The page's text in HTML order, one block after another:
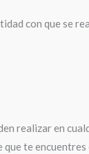
con que se
realizar en
que te